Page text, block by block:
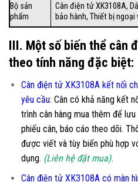
Bộ sản
phẩm
Cân điện tử XK3108A,
bảo hành, Thiết bị
III. Một số biến thể cân
theo tính năng đặc biệt:
Cân điện tử XK3108A kết nối
yêu cầu: Cân có khả năng kết
trình cân hàng mua thêm để
phiếu cân, báo cáo theo dõi.
được viết và tùy biến phù hợp
dụng. (Liên hệ đặt mua).
Cân điện tử XK3108A có màn